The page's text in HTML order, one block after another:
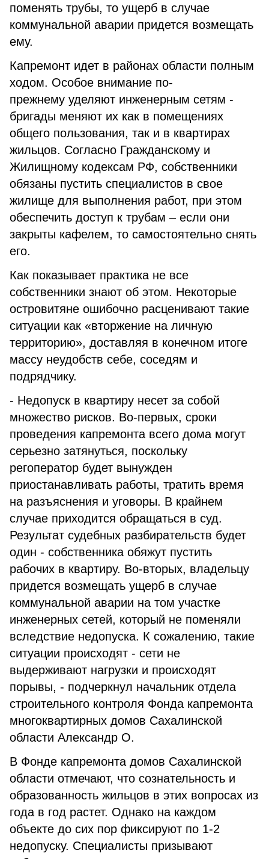
поменять трубы, то ущерб в случае
коммунальной аварии придется возмещать
ему.
Капремонт идет в районах области полным
ходом. Особое внимание по-
прежнему уделяют инженерным сетям -
бригады меняют их как в помещениях
общего пользования, так и в квартирах
жильцов. Согласно Гражданскому и
Жилищному кодексам РФ, собственники
обязаны пустить специалистов в свое
жилище для выполнения работ, при этом
обеспечить доступ к трубам – если они
закрыты кафелем, то самостоятельно снять
его.
Как показывает практика не все
собственники знают об этом. Некоторые
островитяне ошибочно расценивают такие
ситуации как «вторжение на личную
территорию», доставляя в конечном итоге
массу неудобств себе, соседям и
подрядчику.
- Недопуск в квартиру несет за собой
множество рисков. Во-первых, сроки
проведения капремонта всего дома могут
серьезно затянуться, поскольку
регоператор будет вынужден
приостанавливать работы, тратить время
на разъяснения и уговоры. В крайнем
случае приходится обращаться в суд.
Результат судебных разбирательств будет
один - собственника обяжут пустить
рабочих в квартиру. Во-вторых, владельцу
придется возмещать ущерб в случае
коммунальной аварии на том участке
инженерных сетей, который не поменяли
вследствие недопуска. К сожалению, такие
ситуации происходят - сети не
выдерживают нагрузки и происходят
порывы, - подчеркнул начальник отдела
строительного контроля Фонда капремонта
многоквартирных домов Сахалинской
области Александр О.
В Фонде капремонта домов Сахалинской
области отмечают, что сознательность и
образованность жильцов в этих вопросах из
года в год растет. Однако на каждом
объекте до сих пор фиксируют по 1-2
недопуску. Специалисты призывают